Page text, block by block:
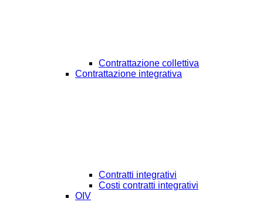
Contrattazione collettiva
Contrattazione integrativa
Contratti integrativi
Costi contratti integrativi
OIV